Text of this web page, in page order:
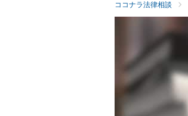
ココナラ法律相談